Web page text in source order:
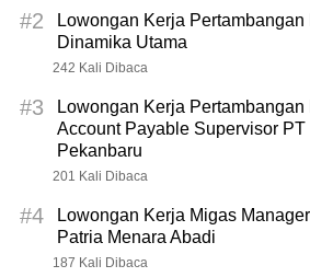
#2
Lowongan Kerja Pertambangan
Dinamika Utama
242 Kali Dibaca
#3
Lowongan Kerja Pertambangan
Account Payable Supervisor
Pekanbaru
201 Kali Dibaca
#4
Lowongan Kerja Migas
Patria Menara Abadi
187 Kali Dibaca